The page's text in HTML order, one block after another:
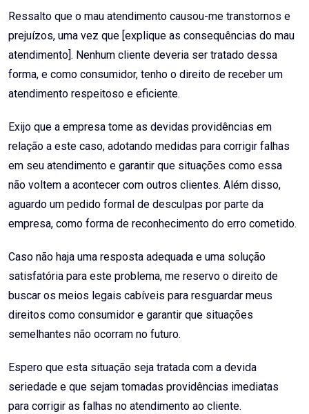
Ressalto que o mau atendimento causou-me transtornos e
prejuízos, uma vez que [explique as consequências do mau
atendimento]. Nenhum cliente deveria ser tratado dessa
forma, e como consumidor, tenho o direito de receber um
atendimento respeitoso e eficiente.
Exijo que a empresa tome as devidas providências em
relação a este caso, adotando medidas para corrigir falhas
em seu atendimento e garantir que situações como essa
não voltem a acontecer com outros clientes. Além disso,
aguardo um pedido formal de desculpas por parte da
empresa, como forma de reconhecimento do erro cometido.
Caso não haja uma resposta adequada e uma solução
satisfatória para este problema, me reservo o direito de
buscar os meios legais cabíveis para resguardar meus
direitos como consumidor e garantir que situações
semelhantes não ocorram no futuro.
Espero que esta situação seja tratada com a devida
seriedade e que sejam tomadas providências imediatas
para corrigir as falhas no atendimento ao cliente.